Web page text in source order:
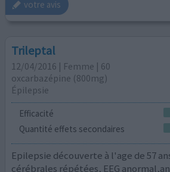
votre avis
Trileptal
12/04/2016 | Femme | 60
oxcarbazépine (800mg)
Épilepsie
Efficacité
Quantité effets secondaires
Epilepsie découverte à l'age de 57
cérébrales répétées, EEG